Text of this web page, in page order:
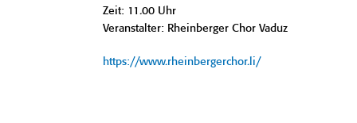
Zeit: 11.00 Uhr
Veranstalter: Rheinberger Chor Vaduz
https://www.rheinbergerchor.li/